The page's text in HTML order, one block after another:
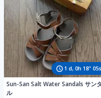
1 d, 0h 18" 02s
Sun-San Salt Water Sandals サン
ル